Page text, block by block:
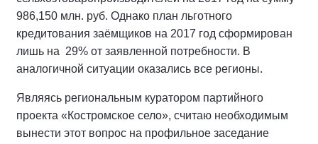
986,150 млн. руб. Однако план льготного
кредитования заёмщиков на 2017 год сформирован
лишь на 29% от заявленной потребности. В
аналогичной ситуации оказались все регионы.
Являясь региональным куратором партийного
проекта «Костромское село», считаю необходимым
вынести этот вопрос на профильное заседание